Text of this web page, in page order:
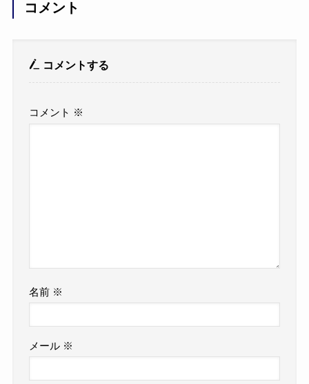
コメント
コメントする
コメント ※
名前 ※
メール ※